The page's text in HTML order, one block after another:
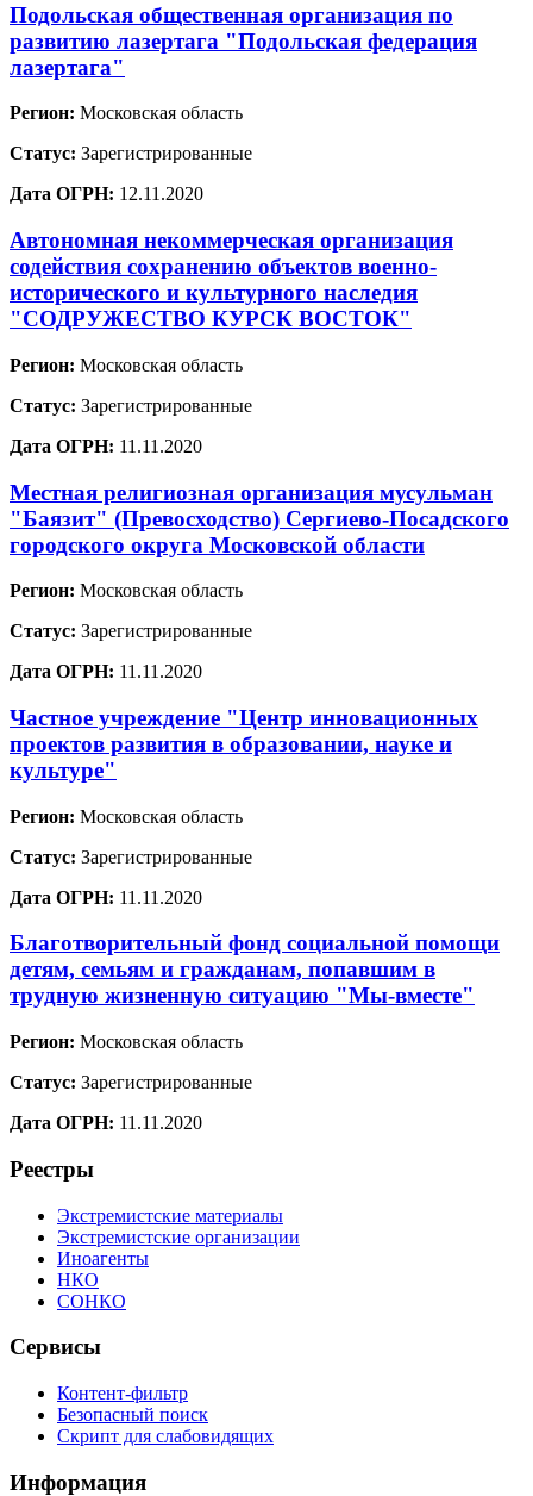
Подольская общественная организация по
развитию лазертага "Подольская федерация
лазертага"
Регион: Московская область
Статус: Зарегистрированные
Дата ОГРН: 12.11.2020
Автономная некоммерческая организация
содействия сохранению объектов военно-
исторического и культурного наследия
"СОДРУЖЕСТВО КУРСК ВОСТОК"
Регион: Московская область
Статус: Зарегистрированные
Дата ОГРН: 11.11.2020
Местная религиозная организация мусульман
"Баязит" (Превосходство) Сергиево-Посадского
городского округа Московской области
Регион: Московская область
Статус: Зарегистрированные
Дата ОГРН: 11.11.2020
Частное учреждение "Центр инновационных
проектов развития в образовании, науке и
культуре"
Регион: Московская область
Статус: Зарегистрированные
Дата ОГРН: 11.11.2020
Благотворительный фонд социальной помощи
детям, семьям и гражданам, попавшим в
трудную жизненную ситуацию "Мы-вместе"
Регион: Московская область
Статус: Зарегистрированные
Дата ОГРН: 11.11.2020
Реестры
Экстремистские материалы
Экстремистские организации
Иноагенты
НКО
СОНКО
Сервисы
Контент-фильтр
Безопасный поиск
Скрипт для слабовидящих
Информация